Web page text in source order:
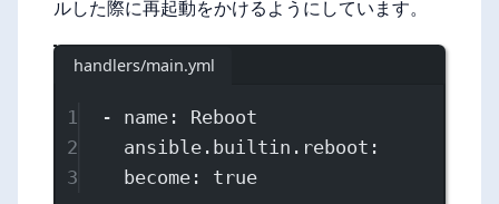
ルした際に再起動をかけるようにしています。
handlers/main.yml
1 - name : Reboot
2
ansible.builtin.reboot :
3
become : true